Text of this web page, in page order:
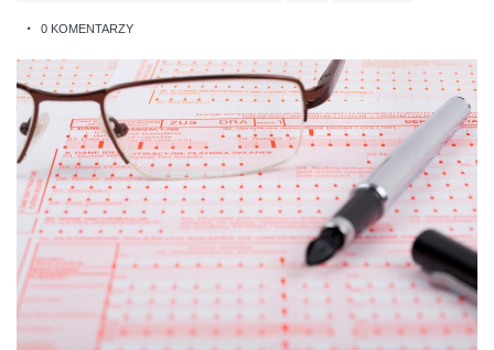
0 KOMENTARZY